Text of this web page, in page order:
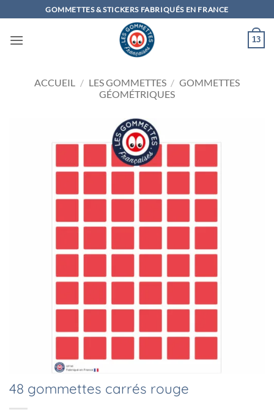
au
contenu
GOMMETTES & STICKERS FABRIQUÉS EN FRANCE
13
ACCUEIL / LES GOMMETTES / GOMMETTES
GÉOMÉTRIQUES
48 gommettes carrés rouge